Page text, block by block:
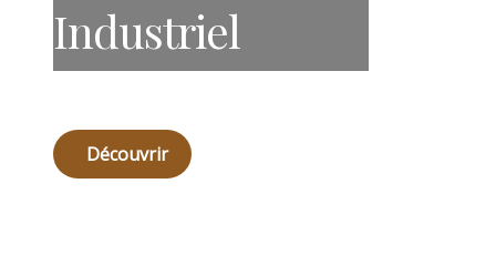
Industriel
Découvrir